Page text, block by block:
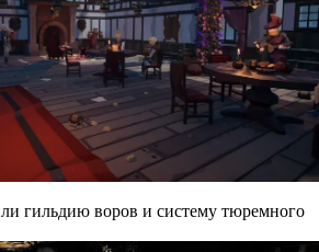
гильдию воров и систему тюремного